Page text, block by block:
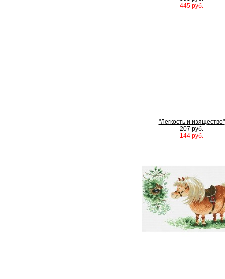
445 руб.
"Легкость и изящество"
207 руб.
144 руб.